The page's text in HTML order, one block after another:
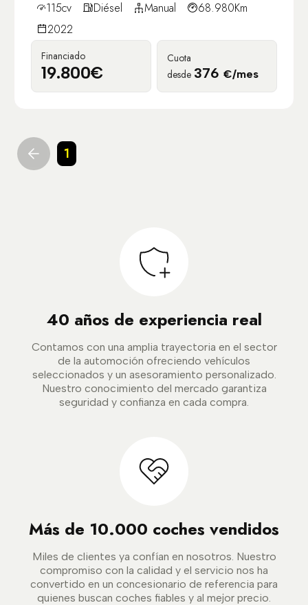
115cv
Diésel Manual
68.980Km
2022
Financiado
19.800€
Cuota
desde 376 €/mes
1
40 años de experiencia real
Contamos con una amplia trayectoria en el sector
de la automoción ofreciendo vehículos
seleccionados y un asesoramiento personalizado.
Nuestro conocimiento del mercado garantiza
seguridad y confianza en cada compra.
Más de 10.000 coches vendidos
Miles de clientes ya confían en nosotros. Nuestro
compromiso con la calidad y el servicio nos ha
convertido en un concesionario de referencia para
quienes buscan coches fiables y al mejor precio.